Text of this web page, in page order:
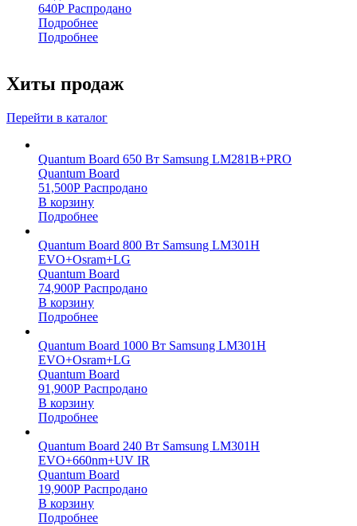
640Р Распродано
Подробнее
Подробнее
Хиты продаж
Перейти в каталог
Quantum Board 650 Вт Samsung LM281B+PRO
Quantum Board
51,500Р Распродано
В корзину
Подробнее
Quantum Board 800 Вт Samsung LM301H
EVO+Osram+LG
Quantum Board
74,900Р Распродано
В корзину
Подробнее
Quantum Board 1000 Вт Samsung LM301H
EVO+Osram+LG
Quantum Board
91,900Р Распродано
В корзину
Подробнее
Quantum Board 240 Вт Samsung LM301H
EVO+660nm+UV IR
Quantum Board
19,900Р Распродано
В корзину
Подробнее